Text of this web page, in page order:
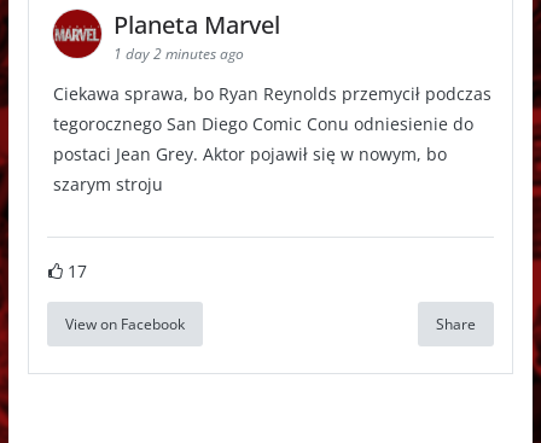
Planeta Marvel
1 day 2 minutes ago
Ciekawa sprawa, bo Ryan Reynolds przemycił podczas
tegorocznego San Diego Comic Conu odniesienie do
postaci Jean Grey. Aktor pojawił się w nowym, bo
szarym stroju
17
View on Facebook Share